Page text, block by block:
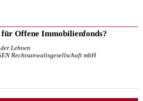
Offene Immobilienfonds?
Lehnen
Rechtsanwaltsgesellschaft mbH